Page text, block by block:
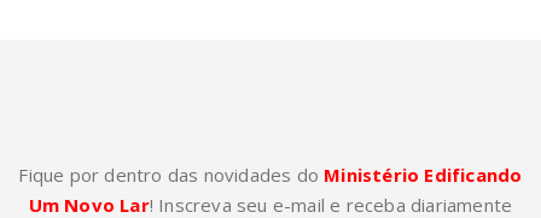
Fique por dentro das novidades do Ministério Edificando
Um Novo Lar! Inscreva seu e-mail e receba diariamente